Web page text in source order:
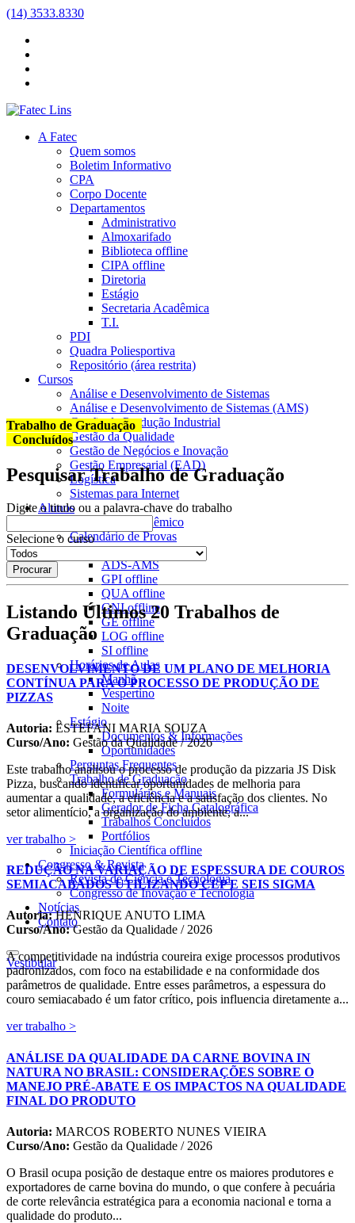
(14) 3533.8330
A Fatec
Quem somos
Boletim Informativo
CPA
Corpo Docente
Departamentos
Administrativo
Almoxarifado
Biblioteca offline
CIPA offline
Diretoria
Estágio
Secretaria Acadêmica
T.I.
PDI
Quadra Poliesportiva
Repositório (área restrita)
Cursos
Análise e Desenvolvimento de Sistemas
Análise e Desenvolvimento de Sistemas (AMS)
Gestão da Produção Industrial
Gestão da Qualidade
Gestão de Negócios e Inovação
Gestão Empresarial (EAD)
Logística
Sistemas para Internet
Alunos
Calendário Acadêmico
Calendário de Provas
ADSoffline
ADS-AMS
GPI offline
QUA offline
GNIoffline
GEoffline
LOG offline
SI offline
Horários de Aulas
Manhã
Vespertino
Noite
Estágio
Documentos & Informações
Oportunidades
Perguntas Frequentes
Trabalho de Graduação
Formulários e Manuais
Gerador de Ficha Catalográfica
Trabalhos Concluídos
Portfólios
Iniciação Científica offline
Congresso & Revista
Revista de Ciência e Tecnologia
Congresso de Inovação e Tecnologia
Notícias
Contato
Vestibular
Trabalho de Graduação
Concluídos
Pesquisar Trabalho de Graduação
Digite o titulo ou a palavra-chave do trabalho
Selecione o curso
Listando Últimos 20 Trabalhos de
Graduação
DESENVOLVIMENTO DE UM PLANO DE MELHORIA
CONTÍNUA PARA O PROCESSO DE PRODUÇÃO DE
PIZZAS
Autoria: ESTEFANI MARIA SOUZA
Curso/Ano: Gestão da Qualidade / 2026
Este trabalho analisou o processo de produção da pizzaria JS Disk
Pizza, buscando identificar oportunidades de melhoria para
aumentar a qualidade, a eficiência e a satisfação dos clientes. No
setor alimentício, a organização do ambiente, a...
ver trabalho >
REDUÇÃO NA VARIAÇÃO DE ESPESSURA DE COUROS
SEMIACABADOS UTILIZANDO CEP E SEIS SIGMA
Autoria:HENRIQUE ANUTO LIMA
Curso/Ano:Gestão da Qualidade / 2026
A competitividade na indústria coureira exige processos produtivos
padronizados, com foco na estabilidade e na conformidade dos
parâmetros de qualidade. Entre esses parâmetros, a espessura do
couro semiacabado é um fator crítico, pois influencia diretamente a...
ver trabalho >
ANÁLISE DA QUALIDADE DA CARNE BOVINA IN
NATURA NO BRASIL: CONSIDERAÇÕES SOBRE O
MANEJO PRÉ-ABATE E OS IMPACTOS NA QUALIDADE
FINAL DO PRODUTO
Autoria: MARCOS ROBERTO NUNES VIEIRA
Curso/Ano: Gestão da Qualidade / 2026
O Brasil ocupa posição de destaque entre os maiores produtores e
exportadores de carne bovina do mundo, o que confere à pecuária
de corte relevância estratégica para a economia nacional e torna a
qualidade do produto...